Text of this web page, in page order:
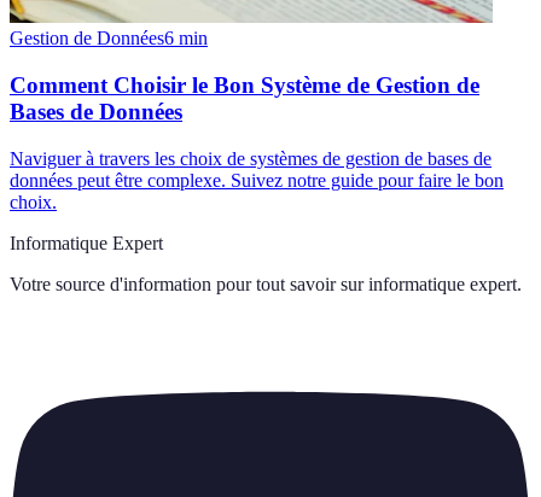
Gestion de Données6 min
Comment Choisir le Bon Système de Gestion de
Bases de Données
Naviguer à travers les choix de systèmes de gestion de bases de
données peut être complexe. Suivez notre guide pour faire le bon
choix.
Informatique Expert
Votre source d'information pour tout savoir sur informatique expert.